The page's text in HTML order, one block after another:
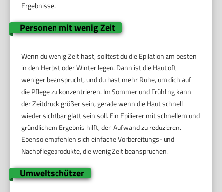
Ergebnisse.
Personen mit wenig Zeit
Wenn du wenig Zeit hast, solltest du die Epilation am besten
in den Herbst oder Winter legen. Dann ist die Haut oft
weniger beansprucht, und du hast mehr Ruhe, um dich auf
die Pflege zu konzentrieren. Im Sommer und Frühling kann
der Zeitdruck größer sein, gerade wenn die Haut schnell
wieder sichtbar glatt sein soll. Ein Epilierer mit schnellem und
gründlichem Ergebnis hilft, den Aufwand zu reduzieren.
Ebenso empfehlen sich einfache Vorbereitungs- und
Nachpflegeprodukte, die wenig Zeit beanspruchen.
Umweltschützer